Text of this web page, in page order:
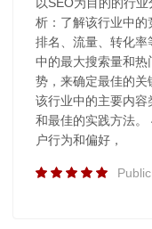
以SEO为目的的行
析：了解该行业中的
排名、流量、转化
中的最大搜索量和热
势，来确定最佳的
该行业中的主要内
和最佳的实践方法。
户行为和偏好，